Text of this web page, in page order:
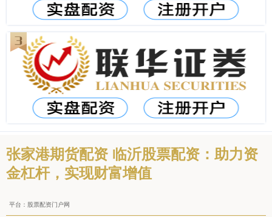
张家港期货配资 临沂股票配资：助力资
金杠杆，实现财富增值
平台：股票配资门户网